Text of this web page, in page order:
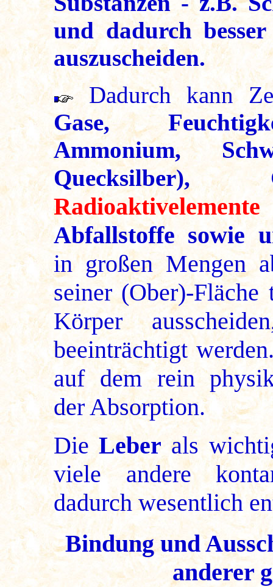
und dadurch
auszuscheiden.
Dadurch kann
Gase,
Ammonium,
Abfallstoffe sowie
in großen Mengen
seiner (Ober)-Fläche
Körper
beeinträchtigt
auf dem rein
der Absorption.
DieLeberals
viele andere
dadurch wesentlich
Bindung und
anderer